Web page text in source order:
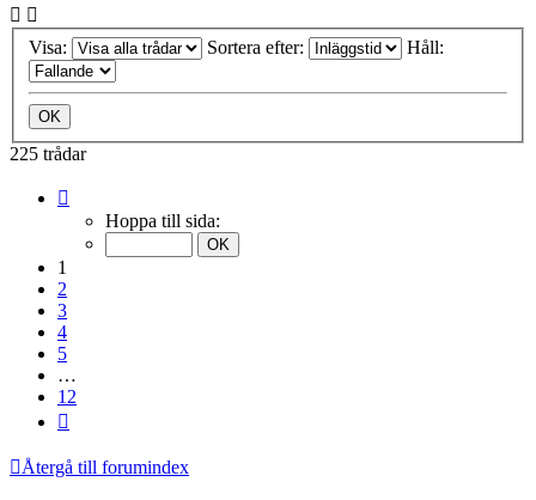
Visa: Sortera efter: Håll:
225 trådar
Hoppa till sida:
1
2
3
4
5
…
12
Återgå till forumindex